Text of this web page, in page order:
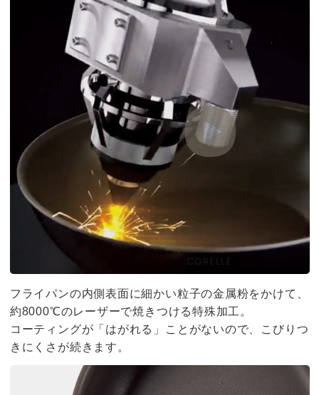
フライパンの内側表面に細かい粒子の金属粉をかけて、
約8000℃のレーザーで焼きつける特殊加工。
コーティングが「はがれる」ことがないので、こびりつ
きにくさが続きます。